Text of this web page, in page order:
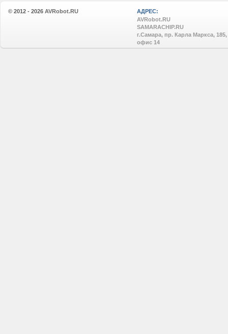
© 2012 - 2026 AVRobot.RU
АДРЕС:
AVRobot.RU
SAMARACHIP.RU
г.Самара, пр. Карла Маркса, 185,
офис 14